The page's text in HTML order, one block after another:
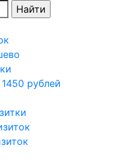
рублей